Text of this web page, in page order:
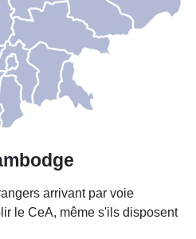
arrivant par voie
le CeA, même s'ils disposent